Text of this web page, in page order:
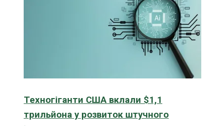
Техногіганти США вклали $1,1
трильйона у розвиток штучного